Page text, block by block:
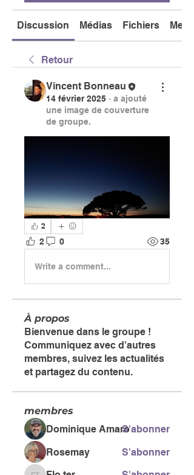
Discussion Médias Fichiers
Retour
Vincent Bonneau
14 février 2025 · a ajouté
une image de couverture
de groupe.
2
2 0 35
Write a comment...
À propos
Bienvenue dans le groupe !
Communiquez avec d'autres
membres, suivez les actualités
et partagez du contenu.
membres
Dominique AmaroS'abonner
Rosemay
S'abonner